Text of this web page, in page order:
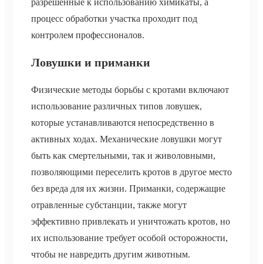
процесс обработки участка проходит под
контролем профессионалов.
Ловушки и приманки
Физические методы борьбы с кротами включают
использование различных типов ловушек,
которые устанавливаются непосредственно в
активных ходах. Механические ловушки могут
быть как смертельными, так и живоловными,
позволяющими переселить кротов в другое место
без вреда для их жизни. Приманки, содержащие
отравленные субстанции, также могут
эффективно привлекать и уничтожать кротов, но
их использование требует особой осторожности,
чтобы не навредить другим животным.